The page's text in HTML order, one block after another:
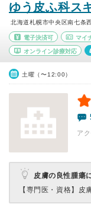
ゆう皮ふ科ス
北海道札幌市中央区南七条
電子決済可 マイ
オンライン診療対応
土曜（〜12:00）
ア
皮膚の良性腫瘍
【専門医・資格】 皮